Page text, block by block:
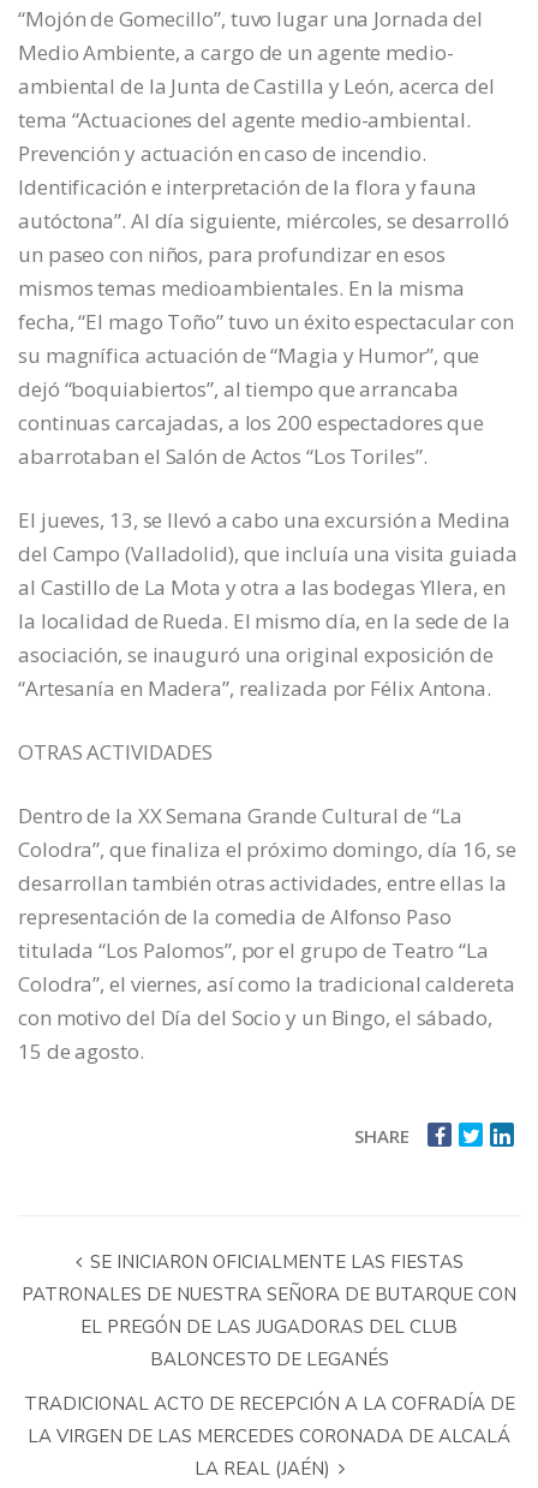
“Mojón de Gomecillo”, tuvo lugar una Jornada del
Medio Ambiente, a cargo de un agente medio-
ambiental de la Junta de Castilla y León, acerca del
tema “Actuaciones del agente medio-ambiental.
Prevención y actuación en caso de incendio.
Identificación e interpretación de la flora y fauna
autóctona”. Al día siguiente, miércoles, se desarrolló
un paseo con niños, para profundizar en esos
mismos temas medioambientales. En la misma
fecha, “El mago Toño” tuvo un éxito espectacular con
su magnífica actuación de “Magia y Humor”, que
dejó “boquiabiertos”, al tiempo que arrancaba
continuas carcajadas, a los 200 espectadores que
abarrotaban el Salón de Actos “Los Toriles”.
El jueves, 13, se llevó a cabo una excursión a Medina
del Campo (Valladolid), que incluía una visita guiada
al Castillo de La Mota y otra a las bodegas Yllera, en
la localidad de Rueda. El mismo día, en la sede de la
asociación, se inauguró una original exposición de
“Artesanía en Madera”, realizada por Félix Antona.
OTRAS ACTIVIDADES
Dentro de la XX Semana Grande Cultural de “La
Colodra”, que finaliza el próximo domingo, día 16, se
desarrollan también otras actividades, entre ellas la
representación de la comedia de Alfonso Paso
titulada “Los Palomos”, por el grupo de Teatro “La
Colodra”, el viernes, así como la tradicional caldereta
con motivo del Día del Socio y un Bingo, el sábado,
15 de agosto.
SHARE
SE INICIARON OFICIALMENTE LAS FIESTAS
PATRONALES DE NUESTRA SEÑORA DE BUTARQUE CON
EL PREGÓN DE LAS JUGADORAS DEL CLUB
BALONCESTO DE LEGANÉS
TRADICIONAL ACTO DE RECEPCIÓN A LA COFRADÍA DE
LA VIRGEN DE LAS MERCEDES CORONADA DE ALCALÁ
LA REAL (JAÉN)